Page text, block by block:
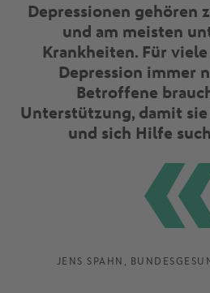
Depressionen gehören
und am meisten
Krankheiten. Für
Depression immer
Betroffene
Unterstützung, damit
und sich Hilfe
JENS SPAHN,